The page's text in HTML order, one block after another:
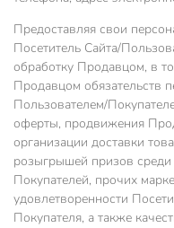
Предоставляя свои
Посетитель Сайта/
обработку Продавцом, в
Продавцом обязательств
Пользователем/
оферты, продвижения
организации доставки
розыгрышей призов среди
Покупателей, прочих
удовлетворенности
Покупателя, а также